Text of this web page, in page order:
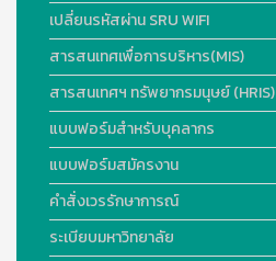
เปลี่ยนรหัสผ่าน SRU WIFI
สารสนเทศเพื่อการบริหาร(MIS)
สารสนเทศฯ ทรัพยากรมนุษย์ (HRIS)
แบบฟอร์มสำหรับบุคลากร
แบบฟอร์มสมัครงาน
คำสั่งเวรรักษาการณ์
ระเบียบมหาวิทยาลัย